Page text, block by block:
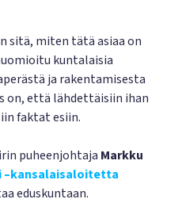
sitä, miten tätä asiaa on
kuntalaisia
ja rakentamisesta
on, että lähdettäisiin ihan
faktat esiin.
puheenjohtaja Markku
–kansalaisaloitetta
eduskuntaan.